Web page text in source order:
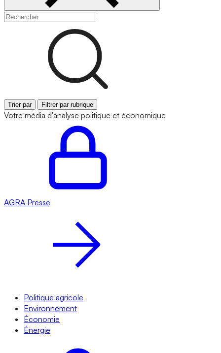
Trier par Filtrer par rubrique
Votre média d'analyse politique et économique
AGRA Presse
Politique agricole
Environnement
Économie
Énergie